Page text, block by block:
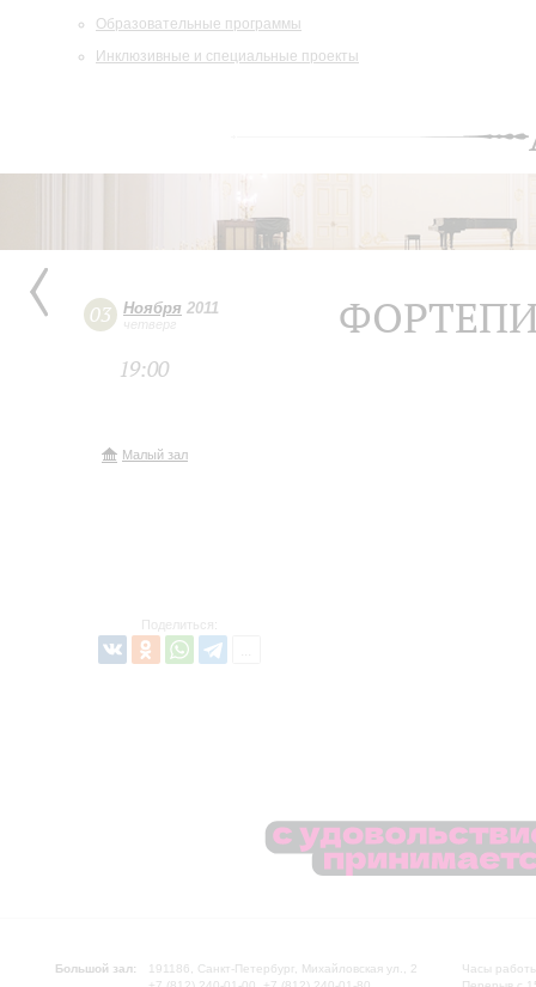
Образовательные программы
Инклюзивные и специальные проекты
03 Ноября 2011
четверг
19:00
Малый зал
Поделиться:
Большой зал:
191186, Санкт-Петербург, Михайловская ул., 2
Часы